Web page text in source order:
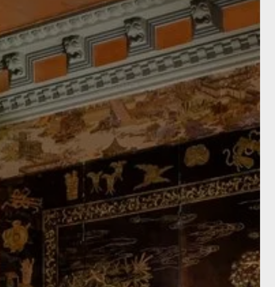
reserveer een tafel boek de spa
RESERVEER EEN KAMER
Boek